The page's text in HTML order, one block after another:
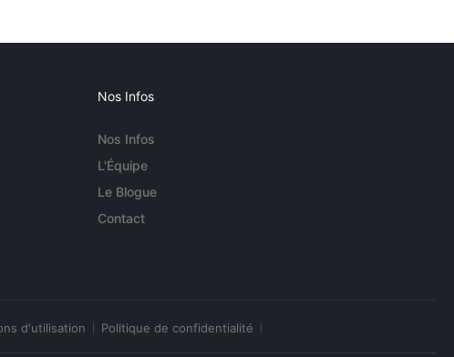
Nos Infos
Nos Infos
L'Équipe
Le Blogue
Contact
d'utilisation Politique de confidentialité